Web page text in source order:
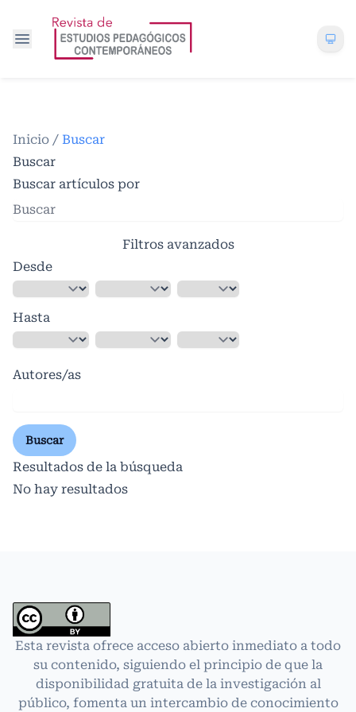
Inicio / Buscar
Buscar
Buscar artículos por
Filtros avanzados
Desde
Hasta
Autores/as
Buscar
Resultados de la búsqueda
No hay resultados
Esta revista ofrece acceso abierto inmediato a todo
su contenido, siguiendo el principio de que la
disponibilidad gratuita de la investigación al
público, fomenta un intercambio de conocimiento